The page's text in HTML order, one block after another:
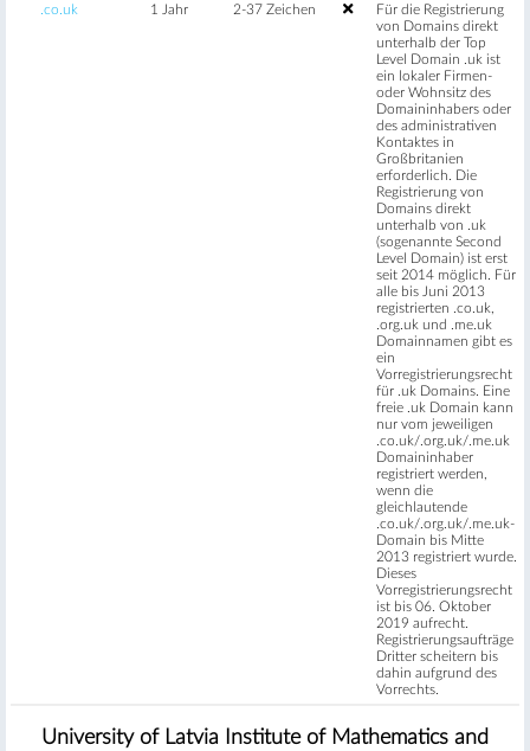
.co.uk
1 Jahr 2-37 Zeichen
Für die Registrierung
von Domains direkt
unterhalb der Top
Level Domain .uk ist
ein lokaler Firmen-
oder Wohnsitz des
Domaininhabers oder
des administrativen
Kontaktes in
Großbritanien
erforderlich. Die
Registrierung von
Domains direkt
unterhalb von .uk
(sogenannte Second
Level Domain) ist erst
seit 2014 möglich. Für
alle bis Juni 2013
registrierten .co.uk,
.org.uk und .me.uk
Domainnamen gibt es
ein
Vorregistrierungsrecht
für .uk Domains. Eine
freie .uk Domain kann
nur vom jeweiligen
.co.uk/.org.uk/.me.uk
Domaininhaber
registriert werden,
wenn die
gleichlautende
.co.uk/.org.uk/.me.uk-
Domain bis Mitte
2013 registriert wurde.
Dieses
Vorregistrierungsrecht
ist bis 06. Oktober
2019 aufrecht.
Registrierungsaufträge
Dritter scheitern bis
dahin aufgrund des
Vorrechts.
University of Latvia Institute of Mathematics and